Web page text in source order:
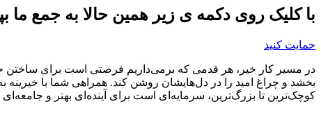
با کلیک روی دکمه ی زیر همین حالا به جمع ما
حمایت کنید
در مسیر کار خیر، هر قدمی که برمی‌داریم فرصتی است برای ساختن
بخشد و چراغ امید را در دل‌هایشان روشن کند. همراهی شما با
کوچک‌ترین تا بزرگ‌ترین، سرمایه‌ای است برای آینده‌ای بهتر و جامعه‌ای